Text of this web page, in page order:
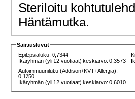
Steriloitu
Häntämutka.
Sairausluvut
Epilepsialuku: 0,7344
Ikäryhmän (yli 12 vuotiaat) keskiarvo: 0,3573
Autoimmuuniluku (Addison+KVT+Allergia):
0,1250
Ikäryhmän (yli 12 vuotiaat) keskiarvo: 0,6010